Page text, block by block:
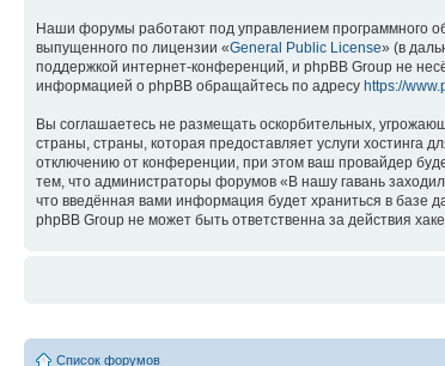
Наши форумы работают под управлением программного
выпущенного по лицензии «General Public License» (в
поддержкой интернет-конференций, и phpBB Group не
информацией о phpBB обращайтесь по адресу https://
Вы соглашаетесь не размещать оскорбительных,
страны, страны, которая предоставляет услуги
отключению от конференции, при этом ваш провайдер
тем, что администраторы форумов «В нашу гавань
что введённая вами информация будет храниться в базе
phpBB Group не может быть ответственна за действия
Список форумов